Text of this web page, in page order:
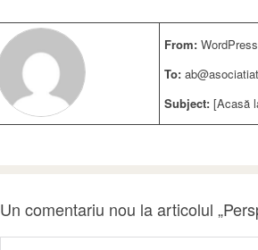
From:
To:
Subject: [Acasă
Un comentariu nou la articolul